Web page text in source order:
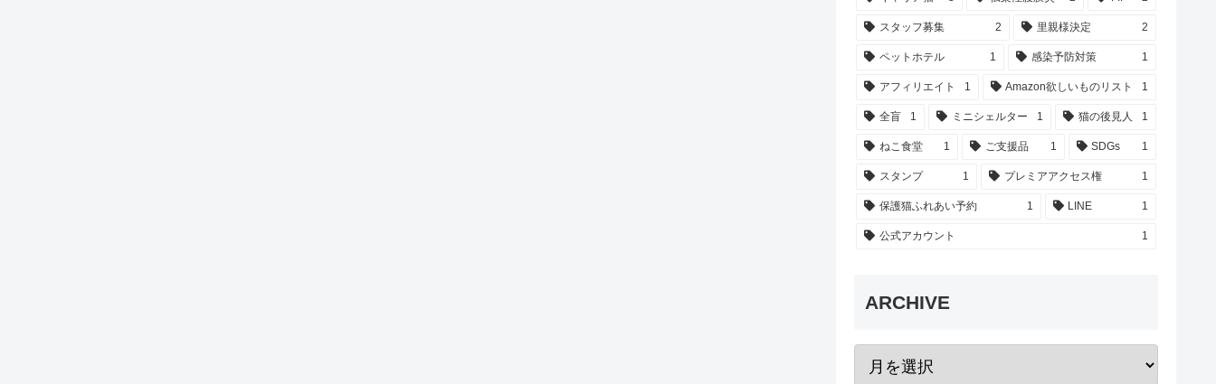
スタッフ募集 2 里親様決定 2
ペットホテル 1 感染予防対策 1
アフィリエイト 1 Amazon欲しいものリスト 1
全盲 1 ミニシェルター 1 猫の後見人 1
ねこ食堂 1 ご支援品 1 SDGs 1
スタンプ 1 プレミアアクセス権 1
保護猫ふれあい予約 1 LINE 1
公式アカウント 1
ARCHIVE